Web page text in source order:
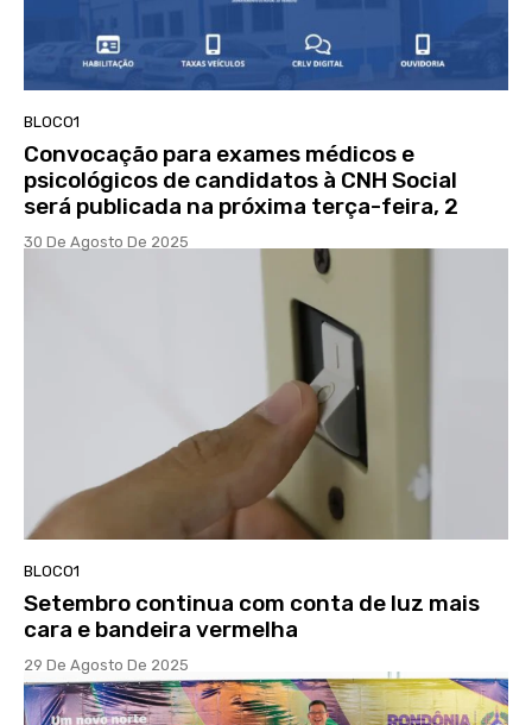
BLOCO1
Convocação para exames médicos e
psicológicos de candidatos à CNH Social
será publicada na próxima terça-feira, 2
30 De Agosto De 2025
BLOCO1
Setembro continua com conta de luz mais
cara e bandeira vermelha
29 De Agosto De 2025